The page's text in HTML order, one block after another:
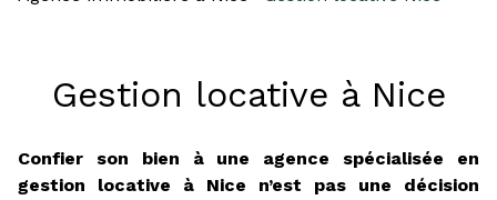
GÉRER
Gestion locative à Nice
Confier son bien à une agence spécialisée en
gestion locative à Nice n’est pas une décision